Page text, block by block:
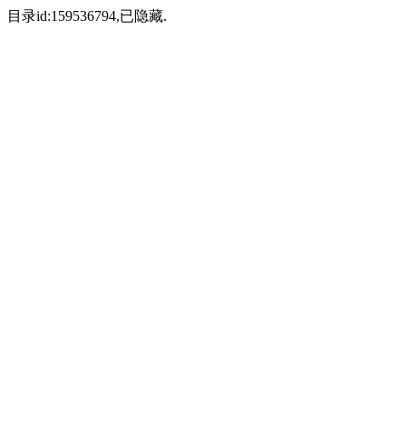
目录id:159536794,已隐藏.